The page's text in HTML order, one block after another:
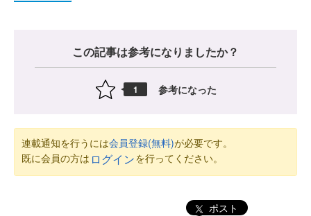
この記事は参考になりましたか？
1 参考になった
連載通知を行うには会員登録(無料)が必要です。
既に会員の方は ログインを行ってください。
ポスト